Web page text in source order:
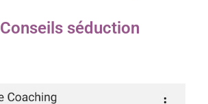
Conseils séduction